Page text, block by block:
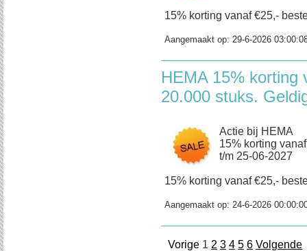
15% korting vanaf €25,-
Aangemaakt op: 29-6-2026
HEMA 15% korting
20.000 stuks.
Actie bij HEMA
15% korting
t/m 25-06-2027
15% korting vanaf €25,-
Aangemaakt op: 24-6-2026
Vorige 1 2 3 4 5 6 Volgende